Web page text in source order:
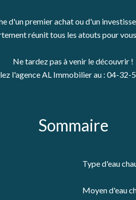
d'un premier achat ou d'un
réunit tous les atouts pour
Ne tardez pas à venir le découvrir !
l'agence AL Immobilier au : 04-32-
Sommaire
Type d'eau
Moyen d'eau